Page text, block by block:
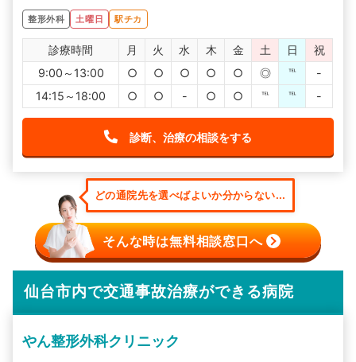
整形外科 土曜日 駅チカ
診療時間 月 火 水 木 金 土 日
祝
9:00～13:00
○ ○ ○ ○ ○ ◎ ℡
-
14:15～18:00
○ ○ - ○ ○ ℡ ℡ -
診断、治療の相談をする
どの通院先を選べばよいか分からない...
そんな時は無料相談窓口へ
仙台市内で交通事故治療ができる病院
やん整形外科クリニック